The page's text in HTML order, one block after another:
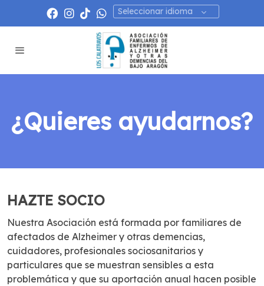
Seleccionar idioma
¿Quieres ayudarnos?
HAZTE SOCIO
Nuestra Asociación está formada por familiares de
afectados de Alzheimer y otras demencias,
cuidadores, profesionales sociosanitarios y
particulares que se muestran sensibles a esta
problemática y que su aportación anual hacen posible